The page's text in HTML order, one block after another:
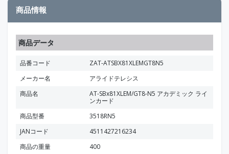
商品情報
商品データ
品番コード
ZAT-ATSBX81XLEMGT8N5
メーカー名
アライドテレシス
商品名
AT-SBx81XLEM/GT8-N5 アカデミック ライ
ンカード
商品型番
3518RN5
JANコード
4511427216234
商品の重量
400